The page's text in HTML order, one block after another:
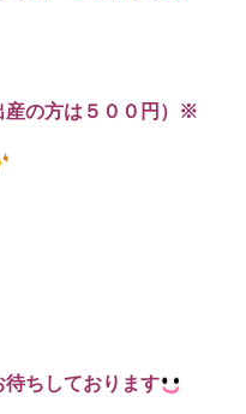
産の方は５００円）※
ちしております